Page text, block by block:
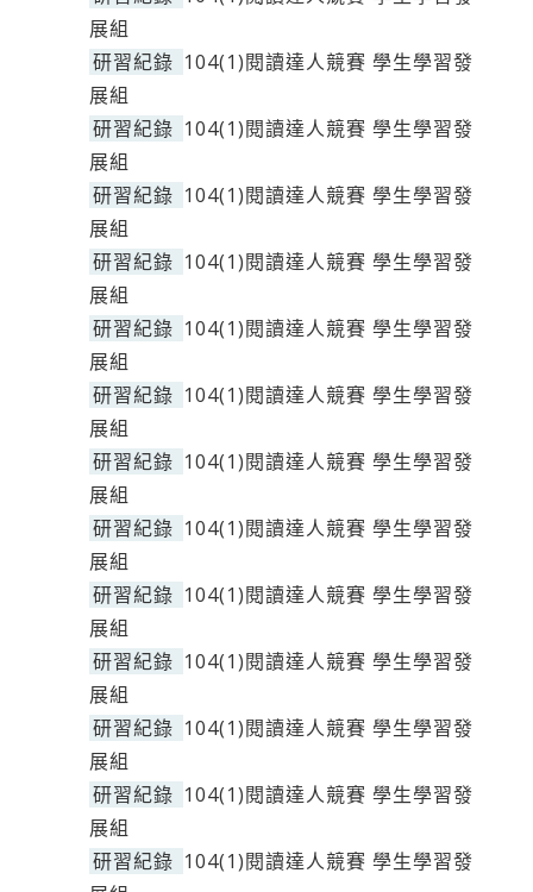
展組
研習紀錄 104(1)閱讀達人競賽 學生學習發
展組
研習紀錄 104(1)閱讀達人競賽 學生學習發
展組
研習紀錄 104(1)閱讀達人競賽 學生學習發
展組
研習紀錄 104(1)閱讀達人競賽 學生學習發
展組
研習紀錄 104(1)閱讀達人競賽 學生學習發
展組
研習紀錄 104(1)閱讀達人競賽 學生學習發
展組
研習紀錄 104(1)閱讀達人競賽 學生學習發
展組
研習紀錄 104(1)閱讀達人競賽 學生學習發
展組
研習紀錄 104(1)閱讀達人競賽 學生學習發
展組
研習紀錄 104(1)閱讀達人競賽 學生學習發
展組
研習紀錄 104(1)閱讀達人競賽 學生學習發
展組
研習紀錄 104(1)閱讀達人競賽 學生學習發
展組
研習紀錄 104(1)閱讀達人競賽 學生學習發